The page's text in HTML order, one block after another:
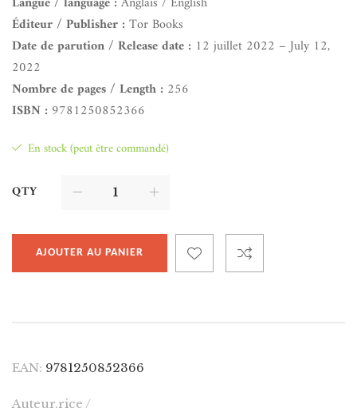
Éditeur / Publisher :Tor Books
Date de parution / Release date : 12 juillet 2022 – July 12,
2022
Nombre de pages / Length : 256
ISBN : 9781250852366
En stock (peut être commandé)
QTY
AJOUTER AU PANIER
EAN: 9781250852366
Auteur.rice /